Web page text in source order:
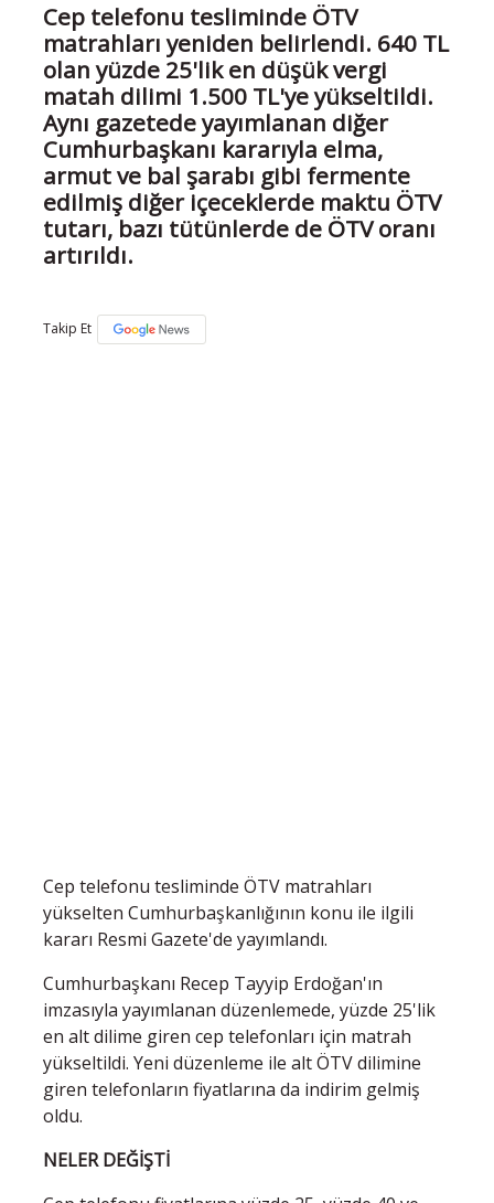
Cep telefonu tesliminde ÖTV
matrahları yeniden belirlendi. 640 TL
olan yüzde 25'lik en düşük vergi
matah dilimi 1.500 TL'ye yükseltildi.
Aynı gazetede yayımlanan diğer
Cumhurbaşkanı kararıyla elma,
armut ve bal şarabı gibi fermente
edilmiş diğer içeceklerde maktu ÖTV
tutarı, bazı tütünlerde de ÖTV oranı
artırıldı.
Takip Et
Cep telefonu tesliminde ÖTV matrahları
yükselten Cumhurbaşkanlığının konu ile ilgili
kararı Resmi Gazete'de yayımlandı.
Cumhurbaşkanı Recep Tayyip Erdoğan'ın
imzasıyla yayımlanan düzenlemede, yüzde 25'lik
en alt dilime giren cep telefonları için matrah
yükseltildi. Yeni düzenleme ile alt ÖTV dilimine
giren telefonların fiyatlarına da indirim gelmiş
oldu.
NELER DEĞİŞTİ